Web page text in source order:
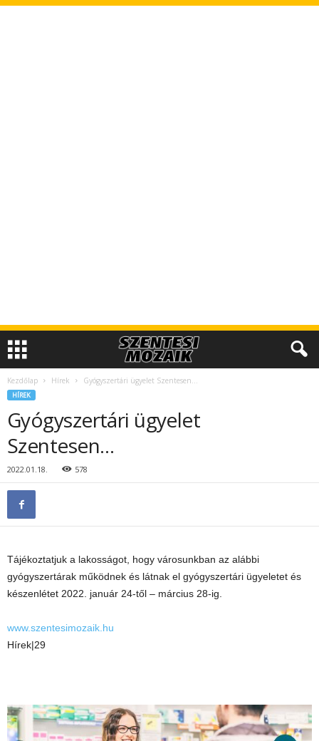
Kezdőlap Hírek Gyógyszertári ügyelet Szentesen…
HÍREK
Gyógyszertári ügyelet
Szentesen…
2022.01.18. 578
Tájékoztatjuk a lakosságot, hogy városunkban az alábbi
gyógyszertárak működnek és látnak el gyógyszertári ügyeletet és
készenlétet 2022. január 24-től – március 28-ig.
www.szentesimozaik.hu
Hírek|29